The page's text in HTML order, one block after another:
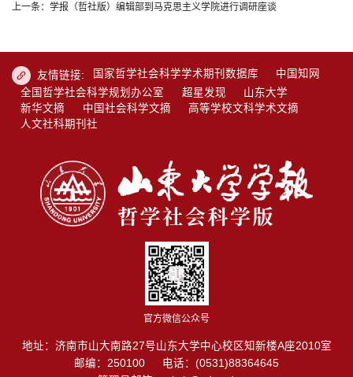
上一条：学报（哲社版）编辑部到马克思主义学院进行调研座谈
友情链接: 国家哲学社会科学学术期刊数据库
中国知网
全国哲学社会科学规划办公室
超星发现
山东大学
新华文摘
中国社会科学文摘
高等学校文科学术文摘
人文社科期刊社
地址：济南市山大南路27号山东大学中心校区知新楼A座2010室
邮编：250100
电话：(0531)88364645
官方微信公众号